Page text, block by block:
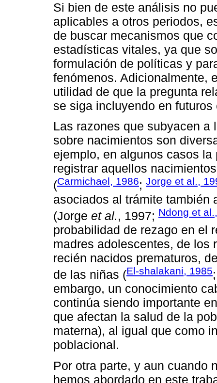
Si bien de este análisis no
aplicables a otros periodos,
de buscar mecanismos que
estadísticas vitales, ya que
formulación de políticas y
fenómenos. Adicionalmente,
utilidad de que la pregunta
se siga incluyendo en
Las razones que subyacen
sobre nacimientos son
ejemplo, en algunos casos
registrar aquellos
(Carmichael, 1986; Jorge et al.,
asociados al trámite también
(Jorge et al., 1997; Ndong et
probabilidad de rezago en el
madres adolescentes, de los
recién nacidos prematuros,
de las niñas (El-shalakani, 1985
embargo, un conocimiento
continúa siendo importante
que afectan la salud de la
materna), al igual que como
poblacional.
Por otra parte, y aun cuando
hemos abordado en este